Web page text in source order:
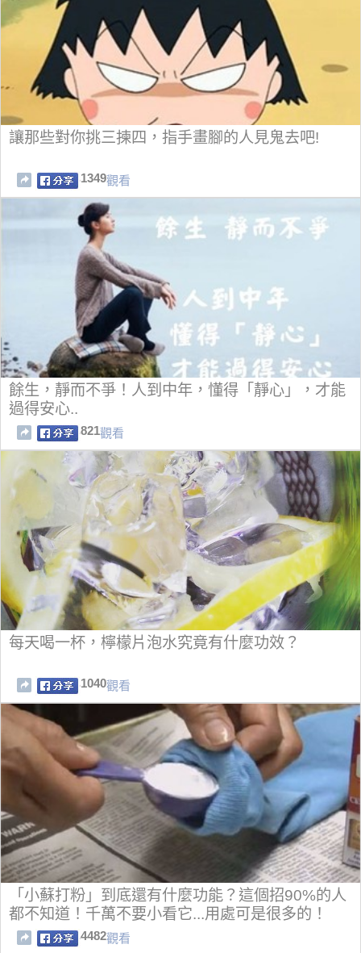
讓那些對你挑三揀四，指手畫腳的人見鬼去吧!
1349觀看
餘生，靜而不爭！人到中年，懂得「靜心」，才能
過得安心..
821觀看
每天喝一杯，檸檬片泡水究竟有什麼功效？
1040觀看
「小蘇打粉」到底還有什麼功能？這個招90%的人
都不知道！千萬不要小看它...用處可是很多的！
4482觀看